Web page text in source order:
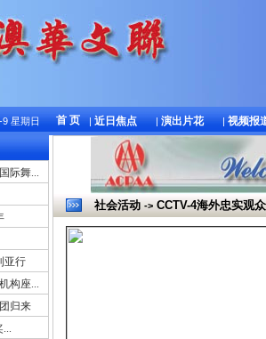
9 星期日 首 页 |近日焦点 |演出片花 |视频报
际舞...
亚行
构座...
归来
...
社会活动 -> CCTV-4海外忠实观